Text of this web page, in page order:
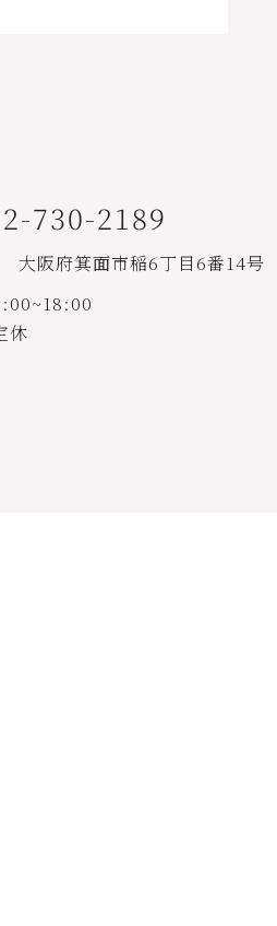
730-2189
大阪府箕面市稲6丁目6番14号
休